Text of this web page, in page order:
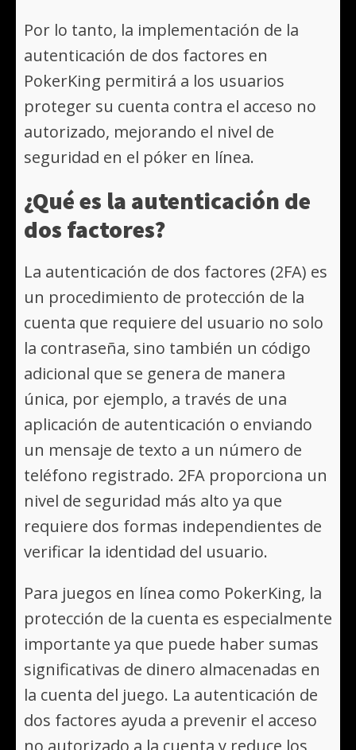
Por lo tanto, la implementación de la
autenticación de dos factores en
PokerKing permitirá a los usuarios
proteger su cuenta contra el acceso no
autorizado, mejorando el nivel de
seguridad en el póker en línea.
¿Qué es la autenticación de
dos factores?
La autenticación de dos factores (2FA) es
un procedimiento de protección de la
cuenta que requiere del usuario no solo
la contraseña, sino también un código
adicional que se genera de manera
única, por ejemplo, a través de una
aplicación de autenticación o enviando
un mensaje de texto a un número de
teléfono registrado. 2FA proporciona un
nivel de seguridad más alto ya que
requiere dos formas independientes de
verificar la identidad del usuario.
Para juegos en línea como PokerKing, la
protección de la cuenta es especialmente
importante ya que puede haber sumas
significativas de dinero almacenadas en
la cuenta del juego. La autenticación de
dos factores ayuda a prevenir el acceso
no autorizado a la cuenta y reduce los